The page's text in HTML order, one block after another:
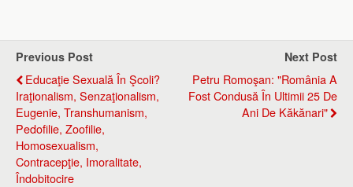
Previous Post
Educaţie Sexuală În Şcoli?
Iraţionalism, Senzaţionalism,
Eugenie, Transhumanism,
Pedofilie, Zoofilie,
Homosexualism,
Contracepţie, Imoralitate,
Îndobitocire
Next Post
Petru Romoşan: "România A
Fost Condusă În Ultimii 25 De
Ani De Kăkănari"